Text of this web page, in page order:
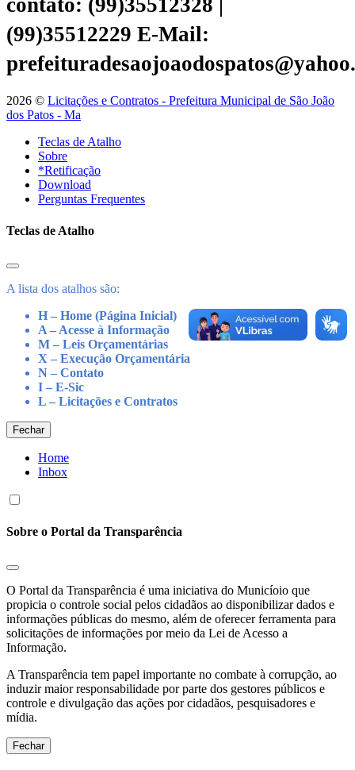
contato: (99)35512328 |
(99)35512229 E-Mail:
2026 © Licitações e Contratos - Prefeitura Municipal de São João
dos Patos - Ma
Teclas de Atalho
Sobre
*Retificação
Download
Perguntas Frequentes
Teclas de Atalho
A lista dos atalhos são:
H – Home (Página Inicial)
A – Acesse à Informação
M – Leis Orçamentárias
X – Execução Orçamentária
N – Contato
I – E-Sic
L – Licitações e Contratos
Fechar
Home
Inbox
Sobre o Portal da Transparência
O Portal da Transparência é uma iniciativa do Municíoio que
propicia o controle social pelos cidadãos ao disponibilizar dados e
informações públicas do mesmo, além de oferecer ferramenta para
solicitações de informações por meio da Lei de Acesso a
Informação.
A Transparência tem papel importante no combate à corrupção, ao
induzir maior responsabilidade por parte dos gestores públicos e
controle e divulgação das ações por cidadãos, pesquisadores e
mídia.
Fechar